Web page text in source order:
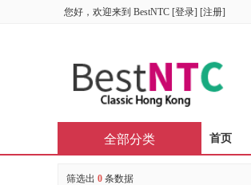
您好，欢迎来到 BestNTC [登录] [注册]
首页
全部分类
筛选出 0 条数据